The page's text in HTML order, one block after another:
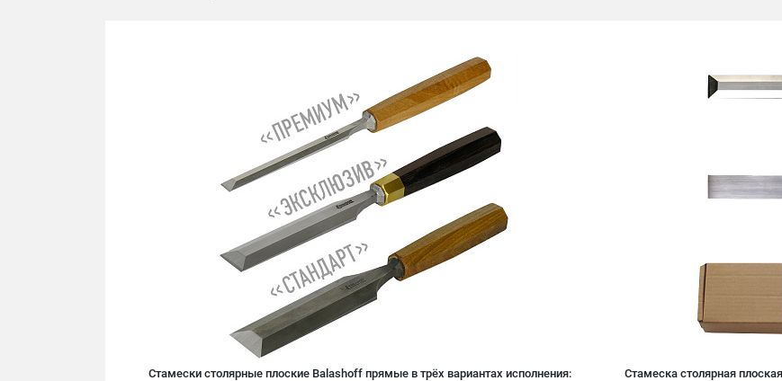
Стамески столярные плоские Balashoff прямые в трёх вариантах исполнения:
Стамеска столярная